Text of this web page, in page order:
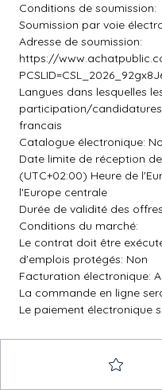
Conditions de soumission:
Soumission par voie
Adresse de soumission:
https://
Langues dans lesquelles
participation/
francais
Catalogue électronique:
Date limite de réception
(UTC+02:00) Heure de
l'Europe centrale
Durée de validité des
Conditions du marché:
Le contrat doit être
d'emplois protégés: Non
Facturation électronique:
La commande en ligne
Le paiement électronique
5.1.15.Techniques